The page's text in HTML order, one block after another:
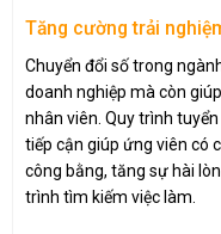
Tăng cường trải
Chuyển đổi số trong
doanh nghiệp mà còn
nhân viên. Quy trình
tiếp cận giúp ứng viên có
công bằng, tăng sự hài
trình tìm kiếm việc làm.